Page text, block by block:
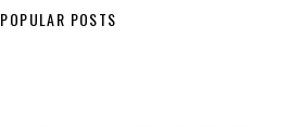
POPULAR POSTS